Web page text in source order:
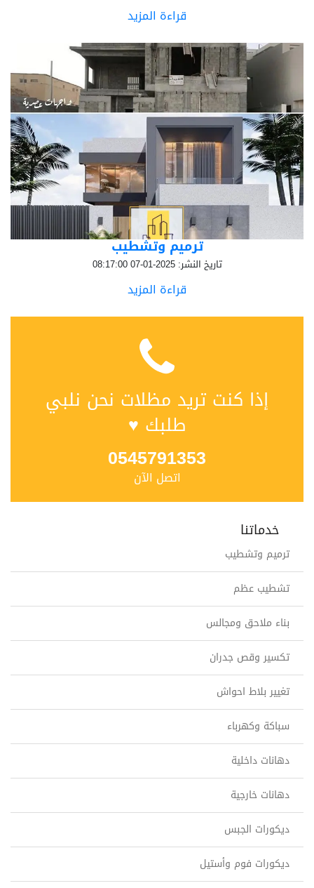
قراءة المزيد
ترميم وتشطيب
تاريخ النشر: 2025-01-07 08:17:00
قراءة المزيد
إذا كنت تريد مظلات نحن نلبي
طلبك ♥
0545791353
اتصل الآن
خدماتنا
ترميم وتشطيب
تشطيب عظم
بناء ملاحق ومجالس
تكسير وقص جدران
تغيير بلاط احواش
سباكة وكهرباء
دهانات داخلية
دهانات خارجية
ديكورات الجبس
ديكورات فوم وأستيل